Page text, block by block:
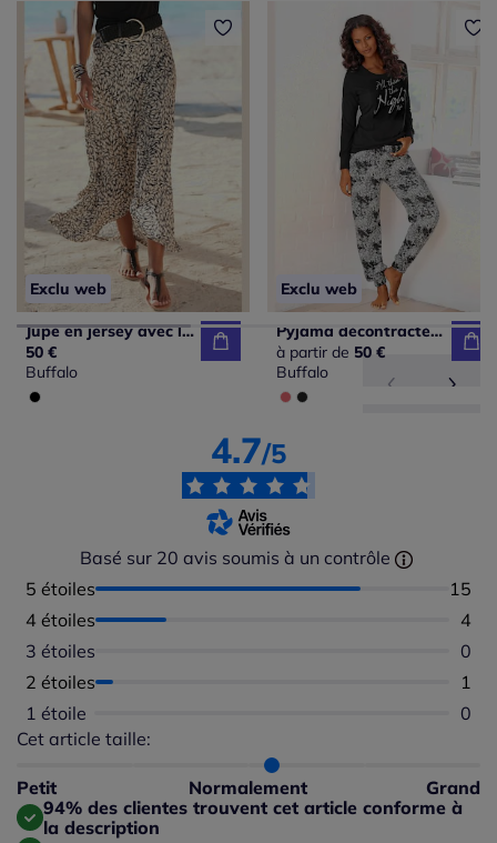
Exclu web
Jupe en jersey avec large ceinture et imprimé unique
50 €
Buffalo
Exclu web
Pyjama décontracté avec imprimé devant
à partir de 50 €
Buffalo
4.7/5
Basé sur 20 avis soumis à un contrôle
5 étoiles
15
4 étoiles
4
3 étoiles
0
2 étoiles
1
1 étoile
0
Cet article taille:
Petit Normalement Grand
Répartition du taillant selon les avis clients
Taille normalement : 94%
Taille grand : 6%
94% des clientes trouvent cet article conforme à
la description